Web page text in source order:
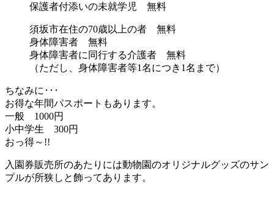
保護者付添いの未就学児 無料
須坂市在住の70歳以上の者 無料
身体障害者 無料
身体障害者に同行する介護者 無料
（ただし、身体障害者等1名につき1名まで）
ちなみに･･･
お得な年間パスポートもあります。
一般 1000円
小中学生 300円
おっ得～!!
入園券販売所のあたりには動物園のオリジナルグッズのサン
プルが所狭しと飾ってあります。